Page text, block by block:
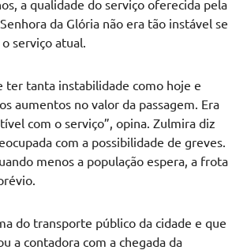
a qualidade do serviço oferecida pela
da Glória não era tão instável se
serviço atual.
ter tanta instabilidade como hoje e
aumentos no valor da passagem. Era
com o serviço”, opina. Zulmira diz
com a possibilidade de greves.
menos a população espera, a frota
do transporte público da cidade e que
a contadora com a chegada da